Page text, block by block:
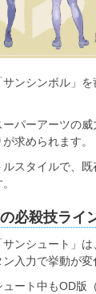
ンシンボル」
パーアーツの
求められます。
スタイルで、
必殺技ライ
ンシュート」
入力で挙動が変
ート中もOD版